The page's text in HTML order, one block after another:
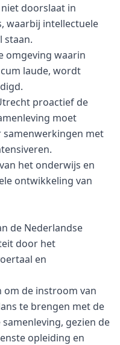
doorslaat in
waarbij intellectuele
staan.
omgeving waarin
laude, wordt
proactief de
moet
met
het onderwijs en
ontwikkeling van
de Nederlandse
door het
en
om de instroom van
te brengen met de
gezien de
opleiding en